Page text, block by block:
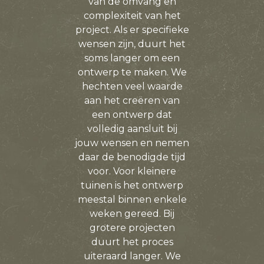
complexiteit van het
project. Als er specifieke
wensen zijn, duurt het
soms langer om een
ontwerp te maken. We
hechten veel waarde
aan het creëren van
een ontwerp dat
volledig aansluit bij
jouw wensen en nemen
daar de benodigde tijd
voor. Voor kleinere
tuinen is het ontwerp
meestal binnen enkele
weken gereed. Bij
grotere projecten
duurt het proces
uiteraard langer. We